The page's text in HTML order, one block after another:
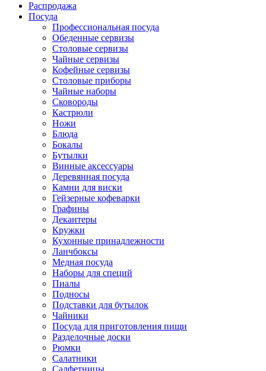
Распродажа
Посуда
Профессиональная посуда
Обеденные сервизы
Столовые сервизы
Чайные сервизы
Кофейные сервизы
Столовые приборы
Чайные наборы
Сковороды
Кастрюли
Ножи
Блюда
Бокалы
Бутылки
Винные аксессуары
Деревянная посуда
Камни для виски
Гейзерные кофеварки
Графины
Декантеры
Кружки
Кухонные принадлежности
Ланчбоксы
Медная посуда
Наборы для специй
Пиалы
Подносы
Подставки для бутылок
Чайники
Посуда для приготовления пищи
Разделочные доски
Рюмки
Салатники
Салфетницы